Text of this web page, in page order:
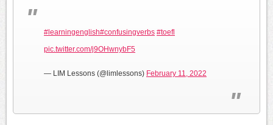
#learningenglish#confusingverbs #toefl
pic.twitter.com/j9OHwnybF5
— LIM Lessons (@limlessons) February 11, 2022